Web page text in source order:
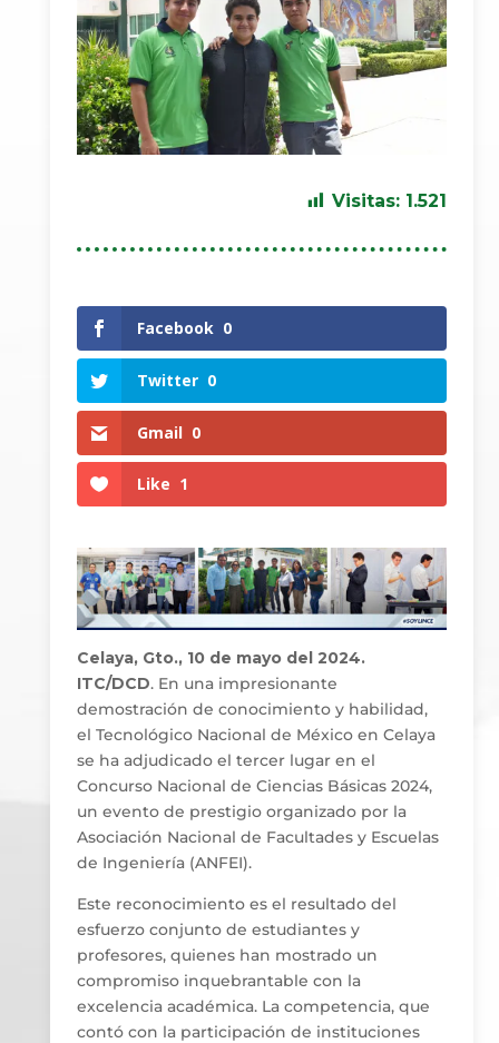
Visitas: 1.521
Facebook 0
Twitter 0
Gmail 0
Like 1
Celaya, Gto., 10 de mayo del 2024.
ITC/DCD. En una impresionante
demostración de conocimiento y habilidad,
el Tecnológico Nacional de México en Celaya
se ha adjudicado el tercer lugar en el
Concurso Nacional de Ciencias Básicas 2024,
un evento de prestigio organizado por la
Asociación Nacional de Facultades y Escuelas
de Ingeniería (ANFEI).
Este reconocimiento es el resultado del
esfuerzo conjunto de estudiantes y
profesores, quienes han mostrado un
compromiso inquebrantable con la
excelencia académica. La competencia, que
contó con la participación de instituciones